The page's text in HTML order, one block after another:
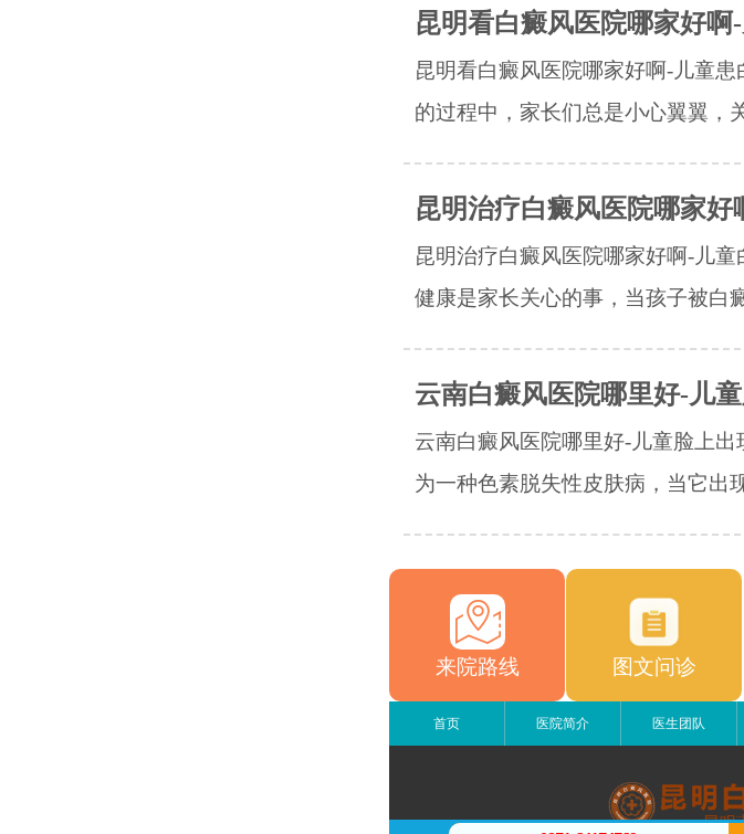
昆明看白癜风医院哪家好
昆明看白癜风医院哪家好啊-儿童
的过程中，家长们总是小心翼翼，
昆明治疗白癜风医院哪家
昆明治疗白癜风医院哪家好啊-儿
健康是家长关心的事，当孩子被白
云南白癜风医院哪里好-儿
云南白癜风医院哪里好-儿童脸上
为一种色素脱失性皮肤病，当它出
来院路线 图文问诊
首页 医院简介 医生团队